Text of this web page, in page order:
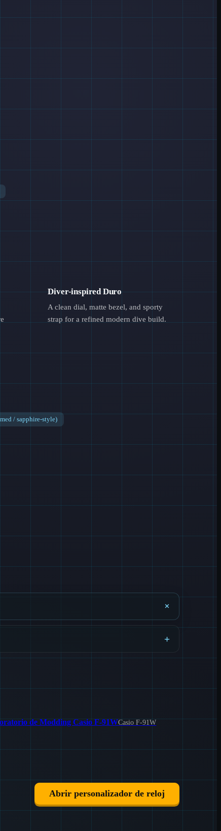
Diver-inspired Duro
A clean dial, matte bezel, and sporty
strap for a refined modern dive build.
/ sapphire-style)
+
+
de Modding Casio F-91WCasio F-91W
Abrir personalizador de reloj